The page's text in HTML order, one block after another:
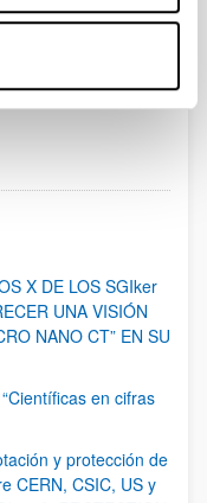
intermedias Use TAB
Página
95
X DE LOS SGIker
UNA VISIÓN
NANO CT” EN SU
en cifras
y protección de
CERN, CSIC, US y